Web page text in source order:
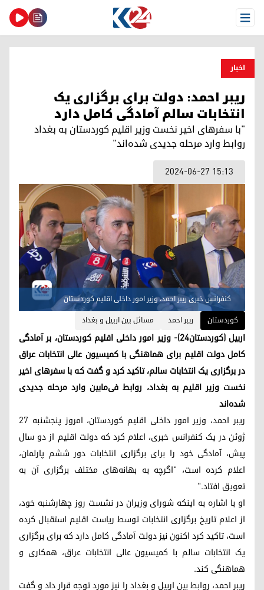
Open Menu
اخبار
ریبر احمد: دولت برای برگزاری یک
انتخابات سالم آمادگی کامل دارد
"با سفرهای اخیر نخست وزیر اقلیم کوردستان به بغداد
روابط وارد مرحله جدیدی شده‌اند"
2024-06-27 15:13
کنفرانس خبری ریبر احمد، وزیر امور داخلی اقلیم کوردستان
کوردستان
ریبر احمد مسائل بین اربیل و بغداد
اربیل (کوردستان٢٤)- وزیر امور داخلی اقلیم کوردستان، بر آمادگی
کامل دولت اقلیم برای هماهنگی با کمیسیون عالی انتخابات عراق
در برگزاری یک انتخابات سالم، تاکید کرد و گفت که با سفرهای اخیر
نخست وزیر اقلیم به بغداد، روابط فی‌مابین وارد مرحله جدیدی
شده‌اند
ریبر احمد، وزیر امور داخلی اقلیم کوردستان، امروز پنجشنبه ٢٧
ژوئن در یک کنفرانس خبری، اعلام کرد که دولت اقلیم از دو سال
پیش، آمادگی خود را برای برگزاری انتخابات دور ششم پارلمان،
اعلام کرده است، "اگرچه به بهانه‌های مختلف برگزاری آن به
تعویق افتاد."
او با اشاره به اینکه شورای وزیران در نشست روز چهارشنبه خود،
از اعلام تاریخ برگزاری انتخابات توسط ریاست اقلیم استقبال کرده
است، تاکید کرد اکنون نیز دولت آمادگی کامل دارد که برای برگزاری
یک انتخابات سالم با کمیسیون عالی انتخابات عراق، همکاری و
هماهنگی کند.
ریبر احمد، روابط بین اربیل و بغداد را نیز مورد توجه قرار داد و گفت